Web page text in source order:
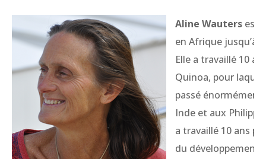
Aline Wauters est
en Afrique jusqu’à
Elle a travaillé 10
Quinoa, pour
passé énormément
Inde et aux
a travaillé 10 ans
du développement